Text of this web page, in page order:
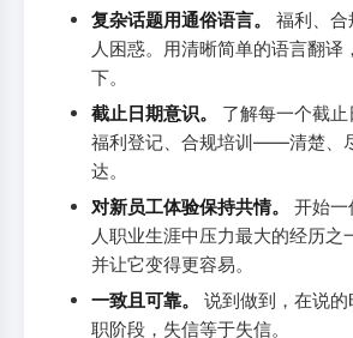
复杂话题用通俗语言。
福利、合
人困惑。用清晰简单的语言翻译
下。
截止日期意识。
了解每一个截
福利登记、合规培训——清楚、
达。
对新员工体验保持共情。
开始一
人职业生涯中压力最大的经历之
并让它变得更容易。
一致且可靠。
说到做到，在说
职阶段，失信等于失信。